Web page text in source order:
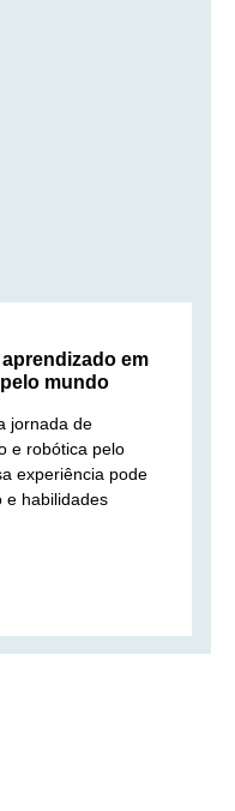
em
mundo
jornada de
e robótica pelo
experiência pode
e habilidades